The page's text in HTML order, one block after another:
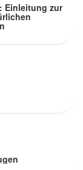
Einleitung zur